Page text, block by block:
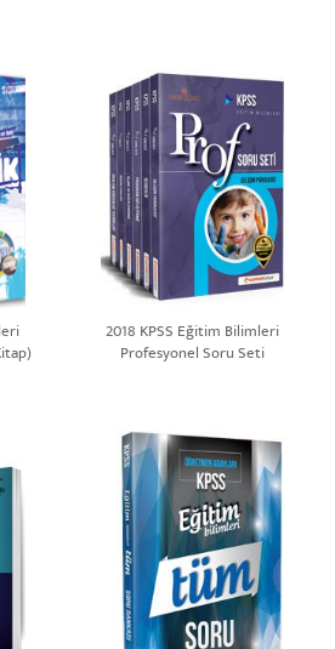
2018 KPSS Eğitim Bilimleri
Profesyonel Soru Seti